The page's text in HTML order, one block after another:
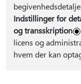
Indstillinger for
og transskription
licens og
hvem der kan